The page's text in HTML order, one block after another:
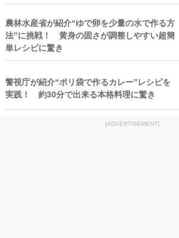
農林水産省が紹介“ゆで卵を少量の水で作る方
法”に挑戦！ 黄身の固さが調整しやすい超簡
単レシピに驚き
警視庁が紹介“ポリ袋で作るカレー”レシピを
実践！ 約30分で出来る本格料理に驚き
[ADVERTISEMENT]